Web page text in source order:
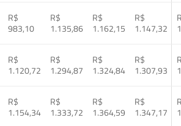
R$
983,10
R$
1.135,86
R$
1.162,15
R$
1.147,32
R$
1.120,72
R$
1.294,87
R$
1.324,84
R$
1.307,93
R$
1.154,34
R$
1.333,72
R$
1.364,59
R$
1.347,17